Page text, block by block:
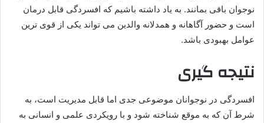
نوجوان باقی بمانند. به یاد داشته باشیم که افسردگی قابل درمان
است و حضور آگاهانه و همدلانه والدین می تواند یکی از قوی ترین
عوامل بهبودی باشد.
نتیجه گیری
افسردگی در نوجوانان موضوعی جدی اما قابل مدیریت است، به
شرط آن که به موقع شناخته شود و با رویکردی علمی و انسانی به